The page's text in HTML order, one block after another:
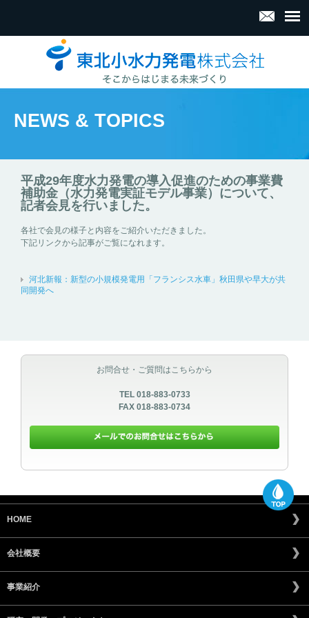
NEWS & TOPICS
平成29年度水力発電の導入促進のための事業費
補助金（水力発電実証モデル事業）について、
記者会見を行いました。
各社で会見の様子と内容をご紹介いただきました。
下記リンクから記事がご覧になれます。
河北新報：新型の小規模発電用「フランシス水車」秋田県や早大が共
同開発へ
お問合せ・ご質問はこちらから
TEL 018-883-0733
FAX 018-883-0734
HOME
会社概要
事業紹介